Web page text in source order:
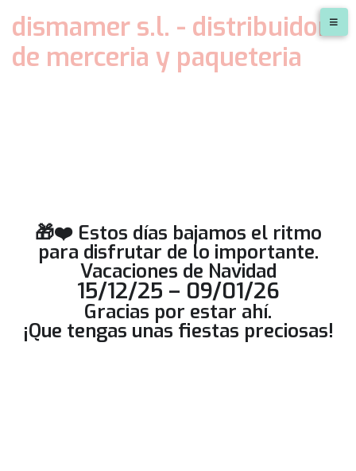
dismamer s.l. - distribuidora
de merceria y paqueteria
🎁❤️ Estos días bajamos el ritmo
para disfrutar de lo importante.
Vacaciones de Navidad
15/12/25 – 09/01/26
Gracias por estar ahí.
¡Que tengas unas fiestas preciosas!